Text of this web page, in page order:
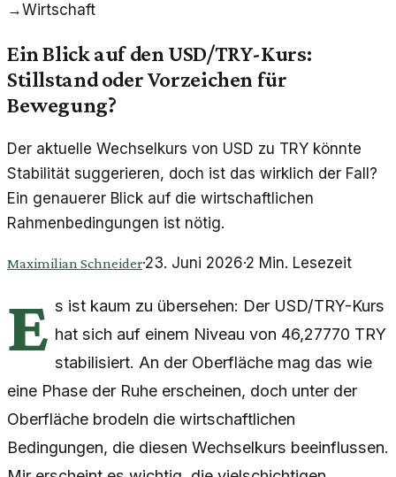
→Wirtschaft
Ein Blick auf den USD/TRY-Kurs:
Stillstand oder Vorzeichen für
Bewegung?
Der aktuelle Wechselkurs von USD zu TRY könnte
Stabilität suggerieren, doch ist das wirklich der Fall?
Ein genauerer Blick auf die wirtschaftlichen
Rahmenbedingungen ist nötig.
Maximilian Schneider·23. Juni 2026·2 Min. Lesezeit
E s ist kaum zu übersehen: Der USD/TRY-Kurs
hat sich auf einem Niveau von 46,27770 TRY
stabilisiert. An der Oberfläche mag das wie
eine Phase der Ruhe erscheinen, doch unter der
Oberfläche brodeln die wirtschaftlichen
Bedingungen, die diesen Wechselkurs beeinflussen.